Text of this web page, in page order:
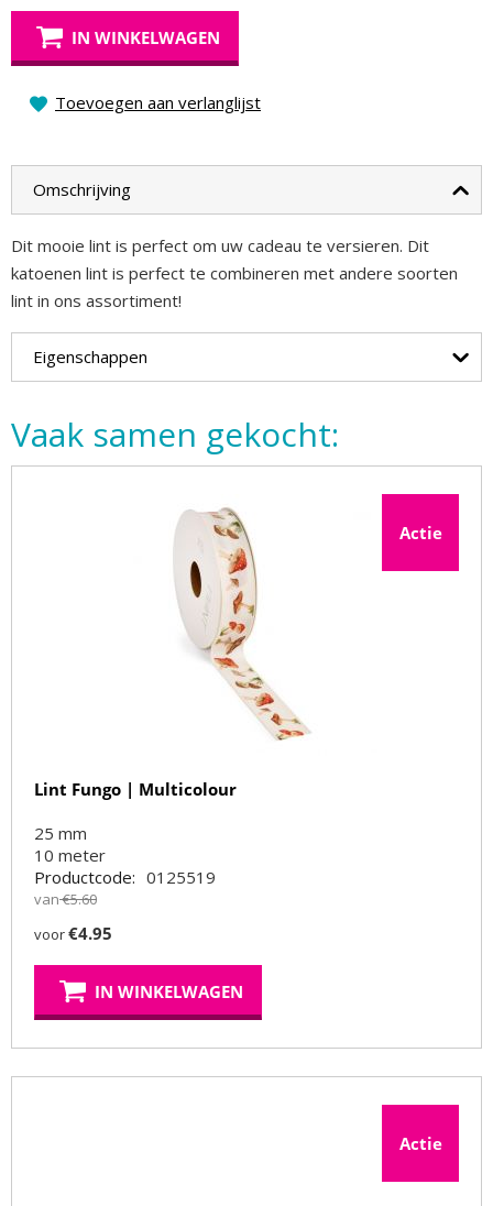
IN WINKELWAGEN
Toevoegen aan verlanglijst
Omschrijving
Dit mooie lint is perfect om uw cadeau te versieren. Dit
katoenen lint is perfect te combineren met andere soorten
lint in ons assortiment!
Eigenschappen
Vaak samen gekocht:
Actie
Lint Fungo | Multicolour
25 mm
10 meter
Productcode: 0125519
van €5.60
voor€4.95
IN WINKELWAGEN
Actie